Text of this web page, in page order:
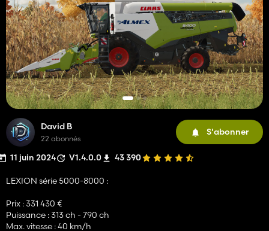
David B
22 abonnés
S'abonner
11 juin 2024 V1.4.0.0 43 390
LEXION série 5000-8000 :
Prix ​​: 331 430 €
Puissance : 313 ch - 790 ch
Max. vitesse : 40 km/h